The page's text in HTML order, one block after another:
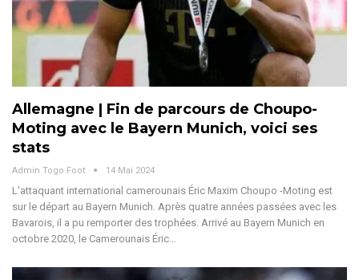
Allemagne | Fin de parcours de Choupo-
Moting avec le Bayern Munich, voici ses
stats
Admin Togo Foot 14 Mai 2024
L'attaquant international camerounais Éric Maxim Choupo -Moting est
sur le départ au Bayern Munich. Après quatre années passées avec les
Bavarois, il a pu remporter des trophées. Arrivé au Bayern Munich en
octobre 2020, le Camerounais Éric…